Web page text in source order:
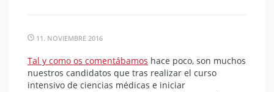
11. NOVIEMBRE 2016
Tal y como os comentábamos hace poco, son muchos
nuestros candidatos que tras realizar el curso
intensivo de ciencias médicas e iniciar